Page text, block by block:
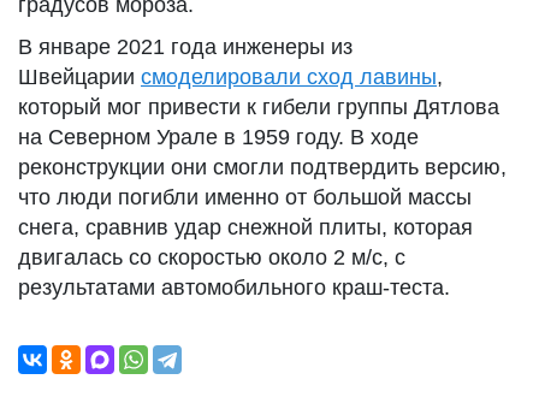
градусов мороза.
В январе 2021 года инженеры из
Швейцарии смоделировали сход лавины,
который мог привести к гибели группы Дятлова
на Северном Урале в 1959 году. В ходе
реконструкции они смогли подтвердить версию,
что люди погибли именно от большой массы
снега, сравнив удар снежной плиты, которая
двигалась со скоростью около 2 м/с, с
результатами автомобильного краш-теста.